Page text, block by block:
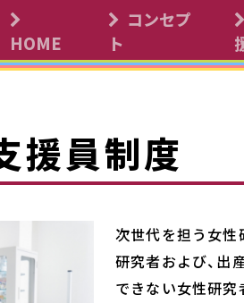
HOME
コンセプ
ト
援員制度
次世代を担う女性
研究者および、出
できない女性研究